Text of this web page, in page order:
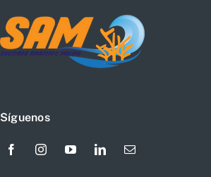
Síguenos